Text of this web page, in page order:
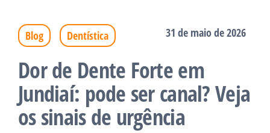
Blog Dentística 31 de maio de 2026
Dor de Dente Forte em
Jundiaí: pode ser canal? Veja
os sinais de urgência